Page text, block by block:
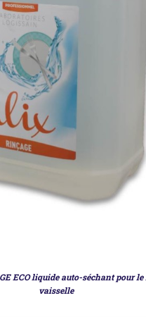
ECO liquide auto-séchant pour le
vaisselle
DÉTAILS